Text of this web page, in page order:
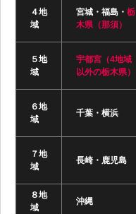
４地
域
宮城・福島・ 栃
木県（那須）
５地
域
宇都宮（4地域
以外の栃木県）
６地
域
千葉・横浜
７地
域
長崎・鹿児島
８地
域
沖縄